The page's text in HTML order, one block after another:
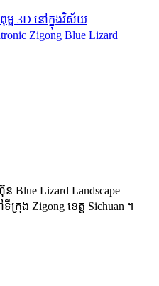
ះពុម្ព 3D នៅក្នុងវិស័យ
Zigong Blue Lizard
ន Blue Lizard Landscape
ក្រុង Zigong ខេត្ត Sichuan ។